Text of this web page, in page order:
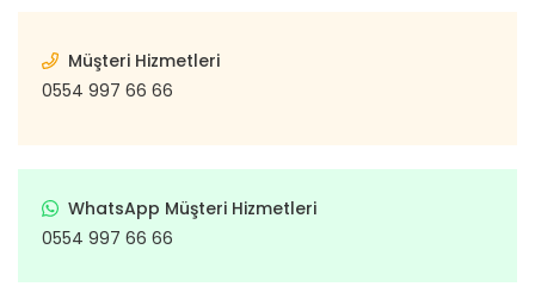
Müşteri Hizmetleri
0554 997 66 66
WhatsApp Müşteri Hizmetleri
0554 997 66 66